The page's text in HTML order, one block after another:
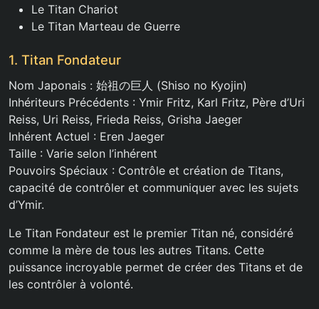
Le Titan Chariot
Le Titan Marteau de Guerre
1. Titan Fondateur
Nom Japonais : 始祖の巨人 (Shiso no Kyojin)
Inhériteurs Précédents : Ymir Fritz, Karl Fritz, Père d’Uri
Reiss, Uri Reiss, Frieda Reiss, Grisha Jaeger
Inhérent Actuel : Eren Jaeger
Taille : Varie selon l’inhérent
Pouvoirs Spéciaux : Contrôle et création de Titans,
capacité de contrôler et communiquer avec les sujets
d’Ymir.
Le Titan Fondateur est le premier Titan né, considéré
comme la mère de tous les autres Titans. Cette
puissance incroyable permet de créer des Titans et de
les contrôler à volonté.